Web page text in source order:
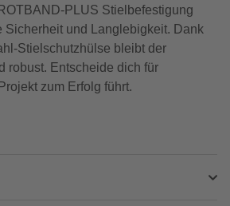
PLUS Stielbefestigung
Sicherheit und Langlebigkeit. Dank
Stielschutzhülse bleibt der
robust. Entscheide dich für
zum Erfolg führt.